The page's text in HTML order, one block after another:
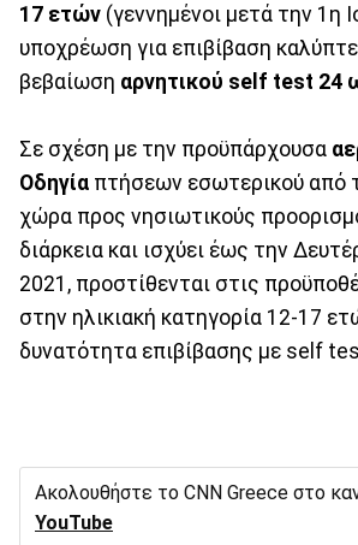
17 ετών (γεννημένοι μετά την 1η
υποχρέωση για επιβίβαση
βεβαίωση αρνητικού self test 24
Σε σχέση με την προϋπάρχουσα
Οδηγία πτήσεων εσωτερικού από
χώρα προς νησιωτικούς
διάρκεια και ισχύει έως την
2021, προστίθενται στις
στην ηλικιακή κατηγορία 12-17
δυνατότητα επιβίβασης με self
Ακολουθήστε το CNN Greece στο
YouTube